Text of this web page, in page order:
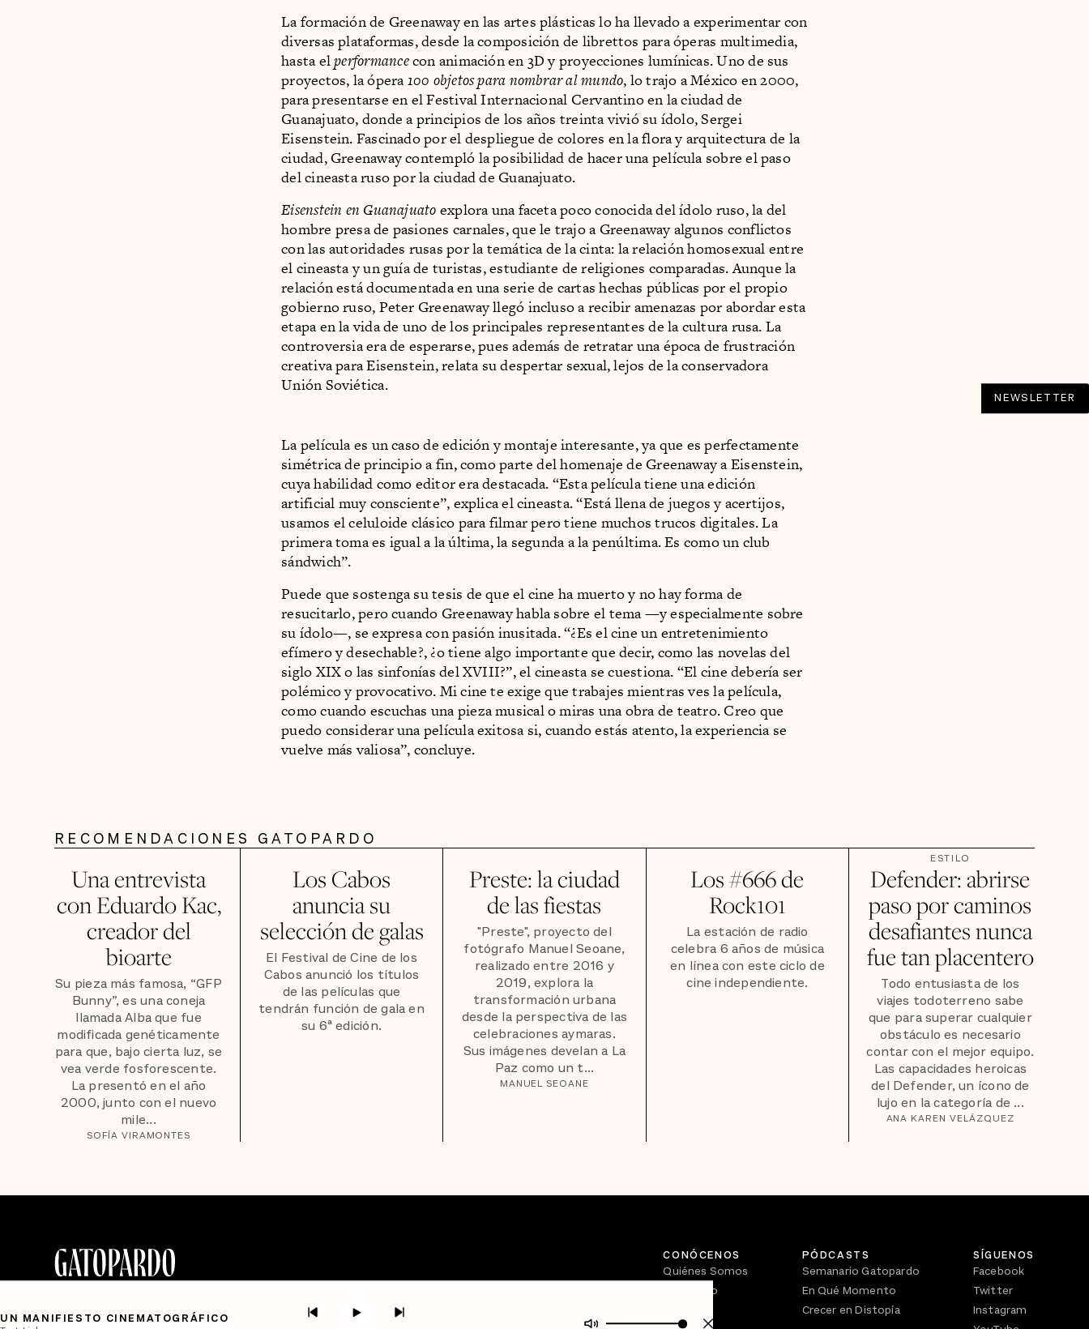
La formación de Greenaway en las artes plásticas lo ha llevado a experimentar con
diversas plataformas, desde la composición de librettos para óperas multimedia,
hasta elperformancecon animación en 3D y proyecciones lumínicas. Uno de sus
proyectos, la ópera100 objetos para nombrar al mundo, lo trajo a México en 2000,
para presentarse en el Festival Internacional Cervantino en la ciudad de
Guanajuato, donde a principios de los años treinta vivió su ídolo, Sergei
Eisenstein. Fascinado por el despliegue de colores en la flora y arquitectura de la
ciudad, Greenaway contempló la posibilidad de hacer una película sobre el paso
del cineasta ruso por la ciudad de Guanajuato.
Eisenstein en Guanajuato explora una faceta poco conocida del ídolo ruso, la del
hombre presa de pasiones carnales, que le trajo a Greenaway algunos conflictos
con las autoridades rusas por la temática de la cinta: la relación homosexual entre
el cineasta y un guía de turistas, estudiante de religiones comparadas. Aunque la
relación está documentada en una serie de cartas hechas públicas por el propio
gobierno ruso, Peter Greenaway llegó incluso a recibir amenazas por abordar esta
etapa en la vida de uno de los principales representantes de la cultura rusa. La
controversia era de esperarse, pues además de retratar una época de frustración
creativa para Eisenstein, relata su despertar sexual, lejos de la conservadora
Unión Soviética.
La película es un caso de edición y montaje interesante, ya que es perfectamente
simétrica de principio a fin, como parte del homenaje de Greenaway a Eisenstein,
cuya habilidad como editor era destacada. “Esta película tiene una edición
artificial muy consciente”, explica el cineasta. “Está llena de juegos y acertijos,
usamos el celuloide clásico para filmar pero tiene muchos trucos digitales. La
primera toma es igual a la última, la segunda a la penúltima. Es como un club
sándwich”.
Puede que sostenga su tesis de que el cine ha muerto y no hay forma de
resucitarlo, pero cuando Greenaway habla sobre el tema —y especialmente sobre
su ídolo—, se expresa con pasión inusitada. “¿Es el cine un entretenimiento
efímero y desechable?, ¿o tiene algo importante que decir, como las novelas del
siglo XIX o las sinfonías del XVIII?”, el cineasta se cuestiona. “El cine debería ser
polémico y provocativo. Mi cine te exige que trabajes mientras ves la película,
como cuando escuchas una pieza musical o miras una obra de teatro. Creo que
puedo considerar una película exitosa si, cuando estás atento, la experiencia se
vuelve más valiosa”, concluye.
NEWSLETTER
RECOMENDACIONES GATOPARDO
Una entrevista
con Eduardo Kac,
creador del
bioarte
Su pieza más famosa, “GFP
Bunny”, es una coneja
llamada Alba que fue
modificada genéticamente
para que, bajo cierta luz, se
vea verde fosforescente.
La presentó en el año
2000, junto con el nuevo
mile...
SOFÍA VIRAMONTES
Los Cabos
anuncia su
selección de galas
El Festival de Cine de los
Cabos anunció los títulos
de las películas que
tendrán función de gala en
su 6ª edición.
Preste: la ciudad
de las fiestas
"Preste", proyecto del
fotógrafo Manuel Seoane,
realizado entre 2016 y
2019, explora la
transformación urbana
desde la perspectiva de las
celebraciones aymaras.
Sus imágenes develan a La
Paz como un t...
MANUEL SEOANE
Los #666 de
Rock101
La estación de radio
celebra 6 años de música
en línea con este ciclo de
cine independiente.
ESTILO
Defender: abrirse
paso por caminos
desafiantes nunca
fue tan placentero
Todo entusiasta de los
viajes todoterreno sabe
que para superar cualquier
obstáculo es necesario
contar con el mejor equipo.
Las capacidades heroicas
del Defender, un ícono de
lujo en la categoría de ...
ANA KAREN VELÁZQUEZ
UN MANIFIESTO CINEMATOGRÁFICO
CONÓCENOS
Quiénes Somos
Directorio
PÓDCASTS
Semanario Gatopardo
En Qué Momento
Crecer en Distopía
SÍGUENOS
Facebook
Twitter
Instagram